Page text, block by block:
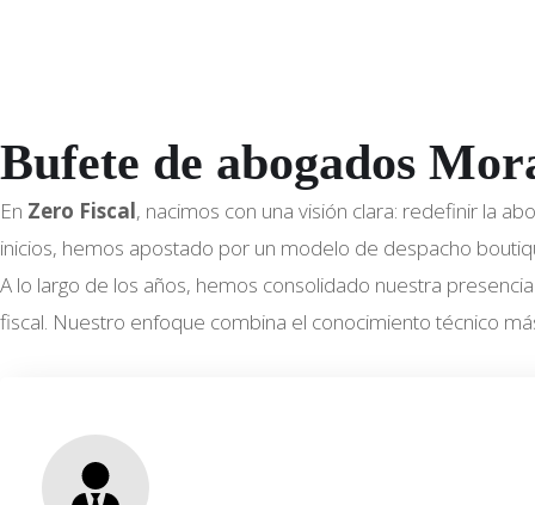
Bufete de abogados
En Zero Fiscal, nacimos con una visión clara: redefinir la
inicios, hemos apostado por un modelo de despacho
A lo largo de los años, hemos consolidado nuestra
fiscal. Nuestro enfoque combina el conocimiento técnico